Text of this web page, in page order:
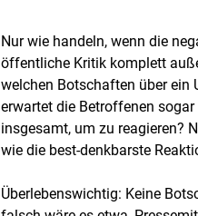
Nur wie handeln, wenn die
öffentliche Kritik komplett
welchen Botschaften über ein
erwartet die Betroffenen
insgesamt, um zu reagieren?
wie die best-denkbarste
Überlebenswichtig: Keine